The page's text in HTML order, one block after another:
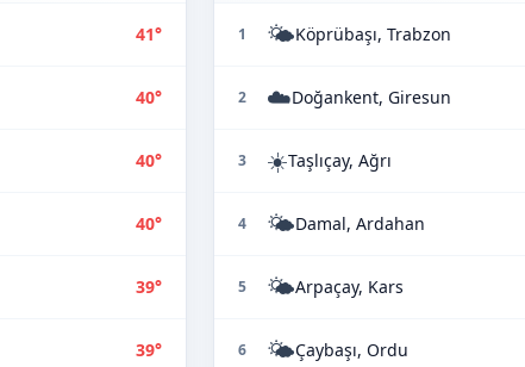
41°
40°
40°
40°
39°
39°
1 🌤️Köprübaşı, Trabzon
2 ☁️Doğankent, Giresun
3 ☀️Taşlıçay, Ağrı
4 🌤️Damal, Ardahan
5 🌤️Arpaçay, Kars
6 🌤️Çaybaşı, Ordu